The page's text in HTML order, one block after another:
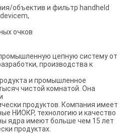
объектив и фильтр handheld
очков
цепную систему от
производства к
и промышленное
чистой комнатой. Она
продуктов. Компания имеет
НИОКР, технологию и качество
ядра имеют больше чем 15 лет
продуктах.